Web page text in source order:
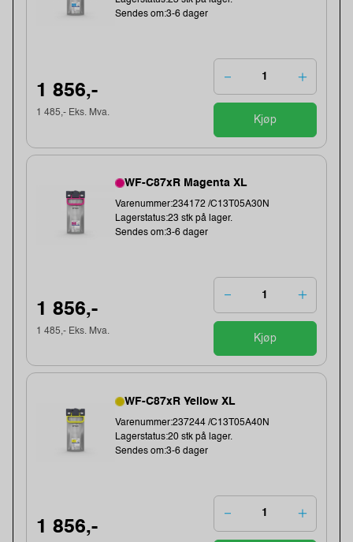
Sendes om:3-6 dager
1 856,-
1 485,- Eks. Mva.
Kjøp
WF-C87xR Magenta XL
Varenummer:234172 /C13T05A30N
Lagerstatus:23 stk på lager.
Sendes om:3-6 dager
1 856,-
1 485,- Eks. Mva.
Kjøp
WF-C87xR Yellow XL
Varenummer:237244 /C13T05A40N
Lagerstatus:20 stk på lager.
Sendes om:3-6 dager
1 856,-